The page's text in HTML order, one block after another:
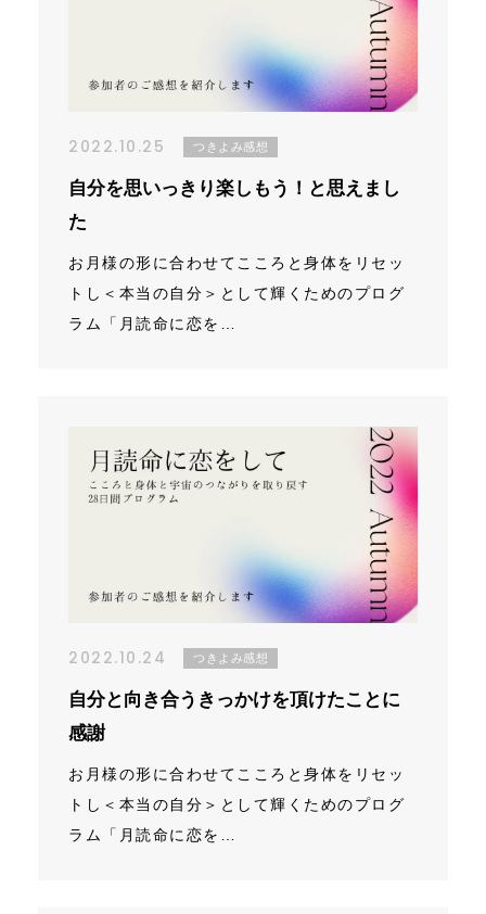
2022.10.25 つきよみ感想
自分を思いっきり楽しもう！と思えまし
た
お月様の形に合わせてこころと身体をリセッ
トし＜本当の自分＞として輝くためのプログ
ラム「月読命に恋を…
2022.10.24 つきよみ感想
自分と向き合うきっかけを頂けたことに
感謝
お月様の形に合わせてこころと身体をリセッ
トし＜本当の自分＞として輝くためのプログ
ラム「月読命に恋を…